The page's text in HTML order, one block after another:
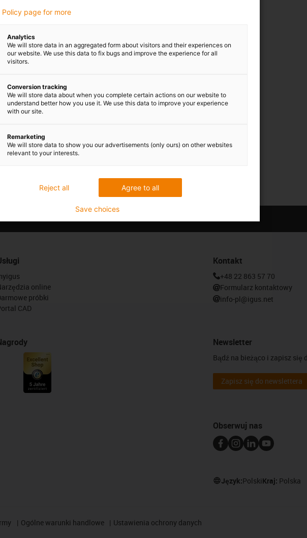
online
próbki
CAD
Kontakt
+48 22 863 57 70
Formularz kontaktowy
info-pl@igus.net
Newsletter
Bądź na bieżąco i zapisz się
Zapisz się do newslettera
Obserwuj nas
Język:PolskiKraj: Polska
Ogólne warunki handlowe Ustawienia ochrony danych
page for more
Analytics
We will store data in an aggregated form about visitors and their experiences on
our website. We use this data to fix bugs and improve the experience for all
visitors.
Conversion tracking
We will store data about when you complete certain actions on our website to
understand better how you use it. We use this data to improve your experience
with our site.
Remarketing
We will store data to show you our advertisements (only ours) on other websites
relevant to your interests.
Agree to all
Reject all
Save choices